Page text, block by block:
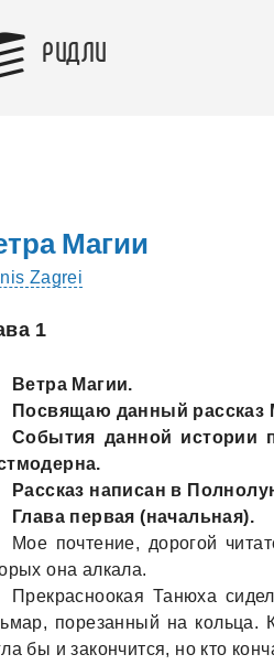
РИДЛИ
Магии
Zagrei
1
Ветра Магии.
Посвящаю данный рассказ
События данной истории
Рассказ написан в
Глава первая (начальная).
Мое почтение, дорогой
она алкала.
Прекрасноокая Танюха
порезанный на
бы и закончится, но кто